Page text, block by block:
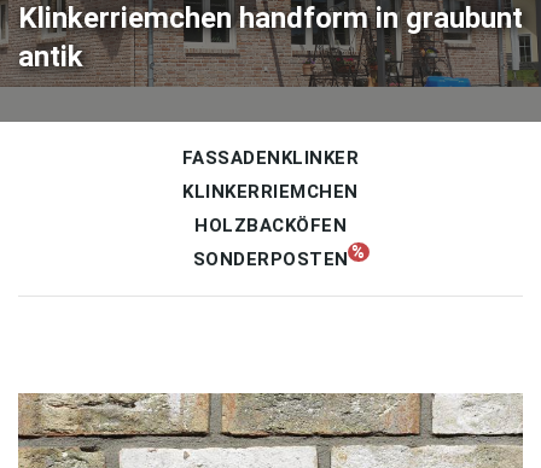
Klinkerriemchen handform in graubunt
antik
FASSADENKLINKER
KLINKERRIEMCHEN
HOLZBACKÖFEN
SONDERPOSTEN
Produkte
Fassadenklinker
Holzbacköfen
Gesamtkatalog
Sonderposten%
Unternehmen